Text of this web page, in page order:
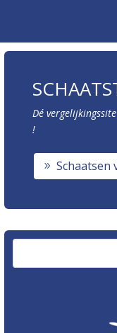
Dé
!
Schaatsen